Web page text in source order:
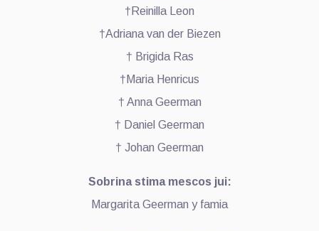
†Reinilla Leon
†Adriana van der Biezen
† Brigida Ras
†Maria Henricus
† Anna Geerman
† Daniel Geerman
† Johan Geerman
Sobrina stima mescos jui:
Margarita Geerman y famia